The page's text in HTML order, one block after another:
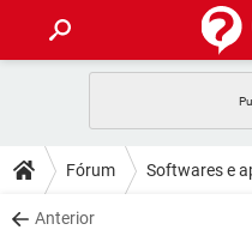
CELULAR
OUTLOOK
DICAS
JOGOS
DOWNLOADS
Fórum Softwares e
Anterior